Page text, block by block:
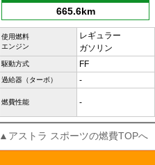
665.6km
使用燃料
エンジン
レギュラー
ガソリン
駆動方式 FF
過給器（ターボ） -
燃費性能 -
▲アストラ スポーツの燃費TOPへ